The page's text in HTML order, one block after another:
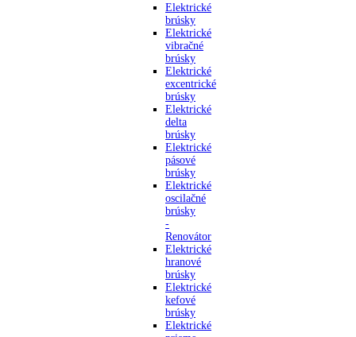
Elektrické
brúsky
Elektrické
vibračné
brúsky
Elektrické
excentrické
brúsky
Elektrické
delta
brúsky
Elektrické
pásové
brúsky
Elektrické
oscilačné
brúsky
-
Renovátor
Elektrické
hranové
brúsky
Elektrické
kefové
brúsky
Elektrické